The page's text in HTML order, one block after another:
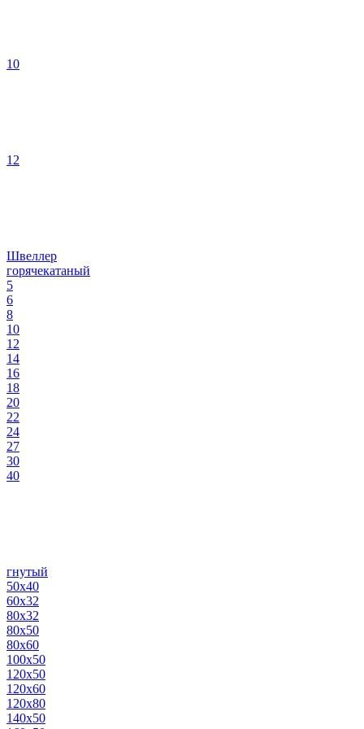
10
12
Швеллер
горячекатаный
5
6
8
10
12
14
16
18
20
22
24
27
30
40
гнутый
50х40
60х32
80х32
80х50
80х60
100х50
120х50
120х60
120х80
140х50